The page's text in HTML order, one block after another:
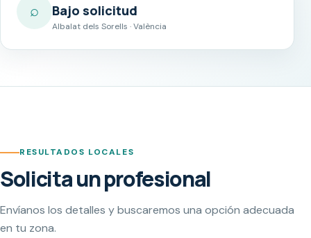
⌕ Bajo solicitud
Albalat dels Sorells · València
RESULTADOS LOCALES
Solicita un profesional
Envíanos los detalles y buscaremos una opción adecuada
en tu zona.